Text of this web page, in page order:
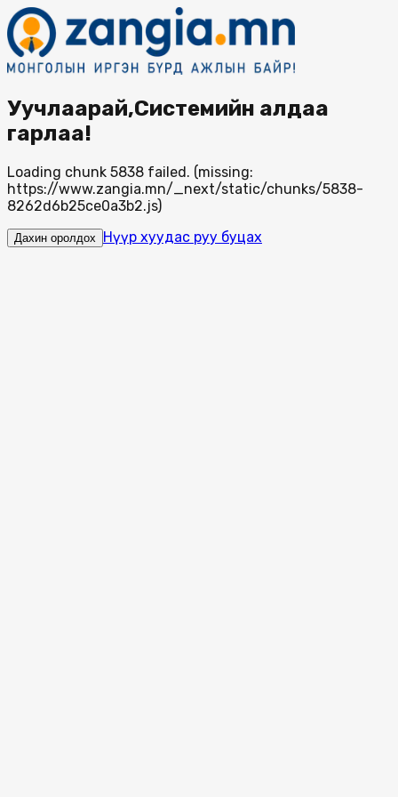
Уучлаарай,Системийн алдаа
гарлаа!
Loading chunk 5838 failed. (missing:
https://www.zangia.mn/_next/static/chunks/5838-
8262d6b25ce0a3b2.js)
Дахин оролдох Нүүр хуудас руу буцах